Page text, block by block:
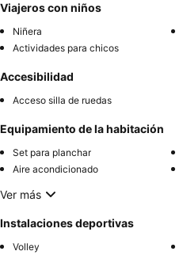
Viajeros con niños
Niñera
Actividades para chicos
Accesibilidad
Acceso silla de ruedas
Equipamiento de la habitación
Set para planchar
Aire acondicionado
Ver más
Instalaciones deportivas
Volley